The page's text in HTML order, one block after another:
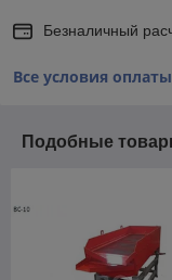
Безналичный
Все условия оплаты
Подобные